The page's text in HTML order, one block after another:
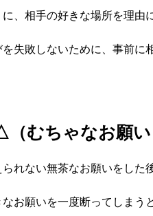
に、相手の好きな場所を理由
を失敗しないために、事前に
（むちゃなお願い
られない無茶なお願いをした
なお願いを一度断ってしまう